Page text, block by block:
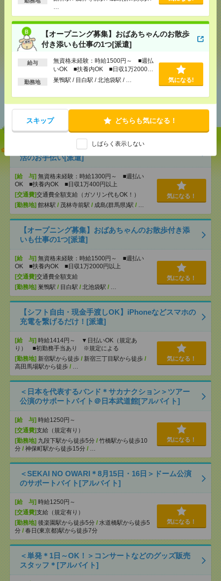
【オープニング募集】おばあちゃんのお散歩
付き添いも仕事の1つ[派遣]
給与
無資格未経験：時給1500円～ ■週払
いOK ■扶養内OK ■日収1万2000円
以上
勤務地 巣鴨駅 / 目白駅 / 北池袋駅 / … 気になる!
スキップ どちらも気になる！
しばらく表示しない
メールで送る LINEで送る
ツイート
あなたの閲覧履歴からの
おすすめ
説明会参加で全員に【現金2千円相当プレゼント】生
活のお手伝い[派遣]
[給 与] 無資格未経験：時給1300円～ ■週払い
OK ■扶養内OK ■日収1万400円以上
[交通費]交通費全額支給（ガソリン代もOK！）
[勤務地] 館林駅 / 茂林寺前駅 / 成島(群馬県)駅 / …
気になる！
【オープニング募集】おばあちゃんのお散歩付き添
いも仕事の1つ[派遣]
[給 与] 無資格未経験：時給1500円～ ■週払い
OK ■扶養内OK ■日収1万2000円以上
[交通費]交通費全額支給
[勤務地] 巣鴨駅 / 目白駅 / 北池袋駅 / …
気になる！
【シフト自由・現金手渡しOK】iPhoneなどスマホの
充電を繋げるだけ！[派遣]
[給 与] 時給1414円～ ▼日払いOK（規定あ
り） ■初勤務手当あり ※規定による
[勤務地] 新宿駅から徒歩 / 新宿三丁目駅から徒歩 /
高田馬場駅から徒歩 / …
気になる！
＜日本を代表するバンド＊サカナクション＞ツアー
公演のサポートバイト＠日本武道館[アルバイト]
[給 与] 時給1250円～
[交通費]支給（規定有り）
[勤務地] 九段下駅から徒歩5分 / 竹橋駅から徒歩10
分 / 神保町駅から徒歩15分 / …
気になる！
＜SEKAI NO OWARI＊8月15日・16日＞ドーム公演
のサポートバイト[アルバイト]
[給 与] 時給1250円～
[交通費]支給（規定有り）
[勤務地] 後楽園駅から徒歩5分 / 水道橋駅から徒歩5
分 / 春日(東京都)駅から徒歩7分
気になる！
＜単発＊1日～OK！＞コンサートなどのグッズ販売
スタッフ＊[アルバイト]